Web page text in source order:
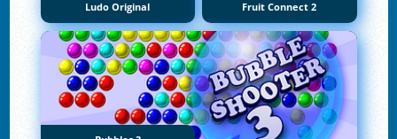
Ludo Original Fruit Connect 2